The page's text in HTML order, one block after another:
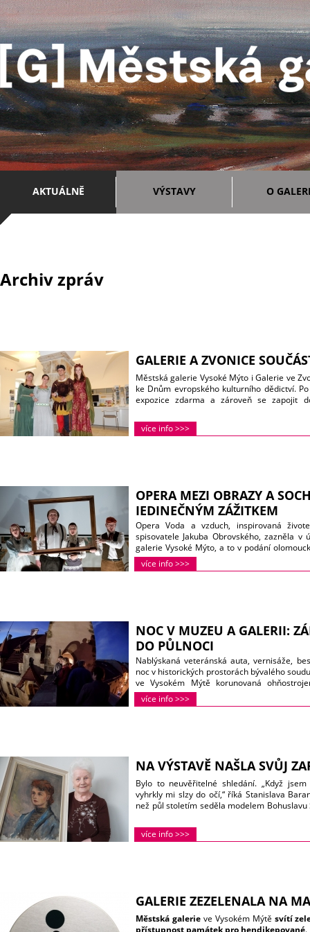
AKTUÁLNĚ VÝSTAVY O
Archiv zpráv
GALERIE A ZVONICE
Městská galerie Vysoké Mýto i Galerie ve
ke Dnům evropského kulturního dědictví.
expozice zdarma a zároveň se zapojit
více info >>>
OPERA MEZI OBRAZY A
JEDINEČNÝM ZÁŽITKEM
Opera Voda a vzduch, inspirovaná
spisovatele Jakuba Obrovského, zazněla
galerie Vysoké Mýto, a to v podání
Slyšet přímo mezi obrazy a sochami
a jeho ženy Boženy, které na základě jejich
více info >>>
NOC V MUZEU A GALERII:
DO PŮLNOCI
Nablýskaná veteránská auta, vernisáže,
noc v historických prostorách bývalého
ve Vysokém Mýtě korunovaná
programu, který čeká na návštěvníky
Městské galerii v pátek 20. května.
více info >>>
NA VÝSTAVĚ NAŠLA SVŮJ
Bylo to neuvěřitelné shledání. „Když
vyhrkly mi slzy do očí,“ říká Stanislava
než půl stoletím seděla modelem
do vysokomýtské Městské galerie, kde byly
více info >>>
GALERIE ZEZELENALA NA
Městská galerieve Vysokém Mýtě svítí
přístupnost památek pro hendikepované.